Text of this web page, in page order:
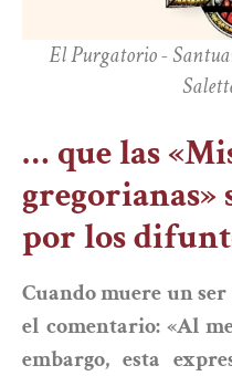
El Purgatorio -
… que las
gregorianas»
por los
Cuando muere un
el comentario: «Al
embargo, esta